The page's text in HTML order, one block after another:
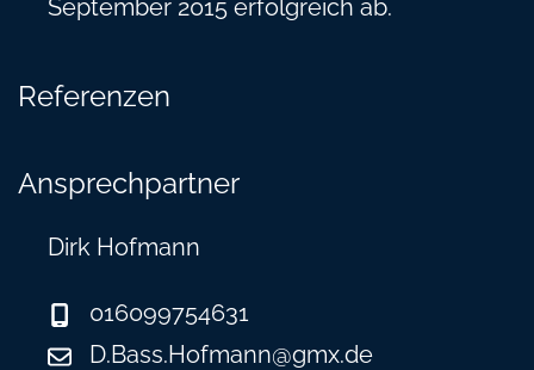
September 2015 erfolgreich ab.
Referenzen
Ansprechpartner
Dirk Hofmann
016099754631
D.Bass.Hofmann@gmx.de